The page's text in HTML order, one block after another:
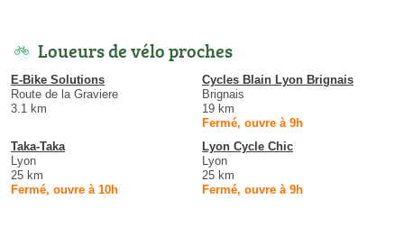
Loueurs de vélo proches
E-Bike Solutions
Route de la Graviere
3.1 km
Cycles Blain Lyon Brignais
Brignais
19 km
Fermé, ouvre à 9h
Taka-Taka
Lyon
25 km
Fermé, ouvre à 10h
Lyon Cycle Chic
Lyon
25 km
Fermé, ouvre à 9h